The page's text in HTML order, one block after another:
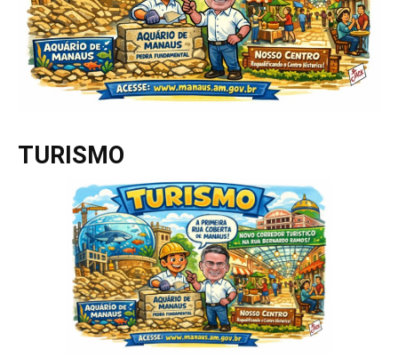
TURISMO